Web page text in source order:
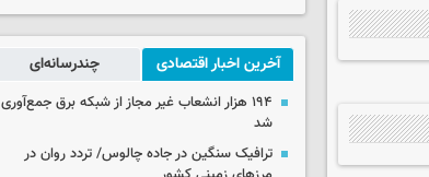
آخرین اخبار اقتصادی چندرسانه‌ای
۱۹۴ هزار انشعاب غیر مجاز از شبکه برق جمع‌آوری
شد
ترافیک سنگین در جاده چالوس/ تردد روان در